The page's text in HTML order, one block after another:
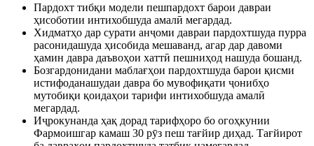
Пардохт тибқи модели пешпардохт барои давраи
ҳисоботии интихобшуда амалӣ мегардад.
Хидматҳо дар сурати анҷоми давраи пардохтшуда пурра
расонидашуда ҳисобида мешаванд, агар дар давоми
ҳамин давра даъвоҳои хаттӣ пешниҳод нашуда бошанд.
Бозгардонидани маблағҳои пардохтшуда барои қисми
истифоданашудаи давра бо мувофиқати ҷонибҳо
мутобиқи қоидаҳои тарифи интихобшуда амалӣ
мегардад.
Иҷрокунанда ҳақ дорад тарифҳоро бо огоҳкунии
Фармоишгар камаш 30 рӯз пеш тағйир диҳад. Тағйирот